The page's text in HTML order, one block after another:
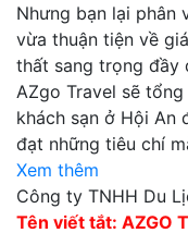
Nhưng bạn lại phân
vừa thuận tiện về
thất sang trọng đầy
AZgo Travel sẽ
khách sạn ở Hội An
đạt những tiêu chí
Xem thêm
Công ty TNHH Du
Tên viết tắt: AZGO